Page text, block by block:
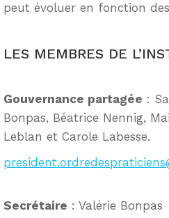
peut évoluer en fonction
LES MEMBRES DE
Gouvernance partagée :
Bonpas, Béatrice Nennig,
Leblan et Carole Labesse.
Secrétaire : Valérie Bonpas